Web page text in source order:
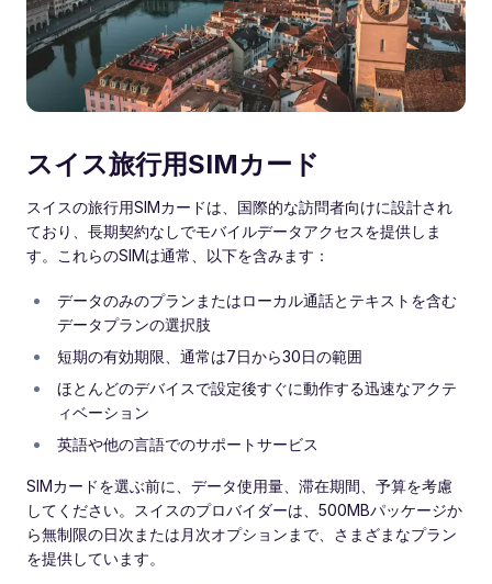
スイス旅行用SIMカード
スイスの旅行用SIMカードは、国際的な訪問者向けに設計され
ており、長期契約なしでモバイルデータアクセスを提供しま
す。これらのSIMは通常、以下を含みます：
データのみのプランまたはローカル通話とテキストを含む
データプランの選択肢
短期の有効期限、通常は7日から30日の範囲
ほとんどのデバイスで設定後すぐに動作する迅速なアクテ
ィベーション
英語や他の言語でのサポートサービス
SIMカードを選ぶ前に、データ使用量、滞在期間、予算を考慮
してください。スイスのプロバイダーは、500MBパッケージか
ら無制限の日次または月次オプションまで、さまざまなプラン
を提供しています。